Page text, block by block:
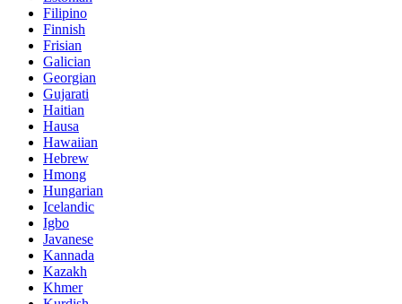
Filipino
Finnish
Frisian
Galician
Georgian
Gujarati
Haitian
Hausa
Hawaiian
Hebrew
Hmong
Hungarian
Icelandic
Igbo
Javanese
Kannada
Kazakh
Khmer